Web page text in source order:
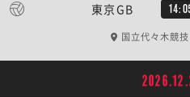
東京GB
国立代々木競